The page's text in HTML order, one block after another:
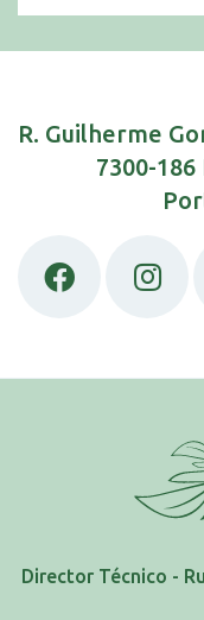
R. Guilherme
7300-
Director Técnico -